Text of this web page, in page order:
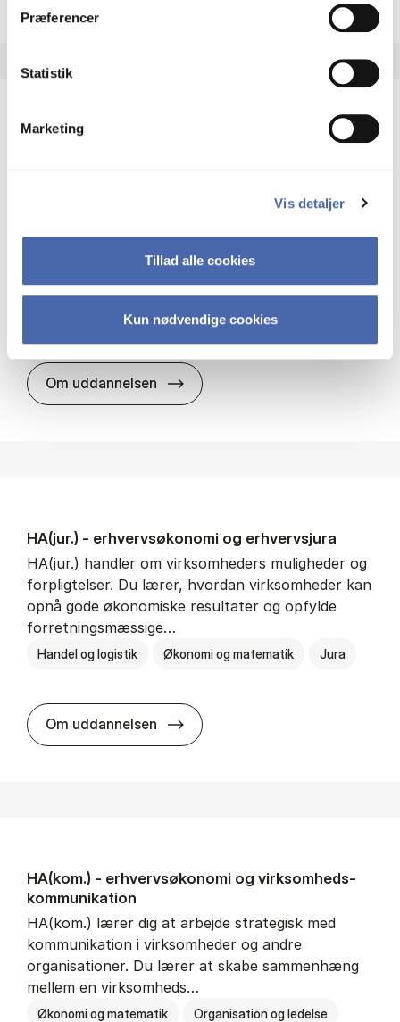
Præferencer
Statistik
Marketing
Vis detaljer
Tillad alle cookies
Kun nødvendige cookies
HA(it.) - erhvervs­økonomi og informations­
virksomheders muligheder og udfordringer inden
Organisation og ledelse
Om uddannelsen HA(it.) - erhvervs­økonomi og
HA(jur.) - erhvervs­økonomi og erhvervs­jura
HA(jur.) handler om virksomheders muligheder og
forpligtelser. Du lærer, hvordan virksomheder kan
opnå gode økonomiske resultater og opfylde
forretningsmæssige…
Handel og logistik Økonomi og matematik Jura
Om uddannelsen HA(jur.) - erhvervs­økonomi og
HA(kom.) - erhvervs­økonomi og virksomheds­
kommunikation
HA(kom.) lærer dig at arbejde strategisk med
kommunikation i virksomheder og andre
organisationer. Du lærer at skabe sammenhæng
mellem en virksomheds…
Økonomi og matematik Organisation og ledelse